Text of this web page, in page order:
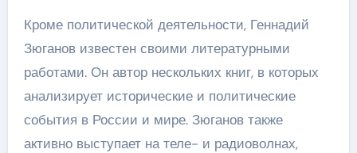
Кроме политической деятельности, Геннадий
Зюганов известен своими литературными
работами. Он автор нескольких книг, в которых
анализирует исторические и политические
события в России и мире. Зюганов также
активно выступает на теле- и радиоволнах,